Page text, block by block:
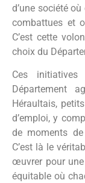
d’une société
combattues et
C’est cette
choix du
Ces
Département
Héraultais,
d’emploi, y
de moments de
C’est là le
œuvrer pour
équitable où